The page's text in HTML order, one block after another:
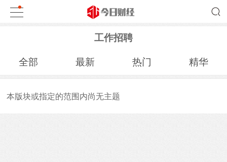
工作招聘
全部 最新 热门 精华
本版块或指定的范围内尚无主题